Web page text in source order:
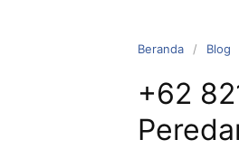
Beranda Blog
+62